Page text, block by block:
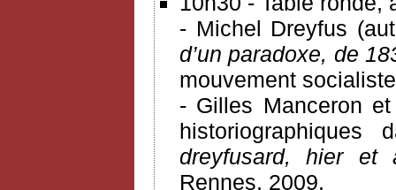
- Michel Dreyfus
d’un paradoxe, de
mouvement
- Gilles Manceron
dreyfusard, hier et
Rennes, 2009.